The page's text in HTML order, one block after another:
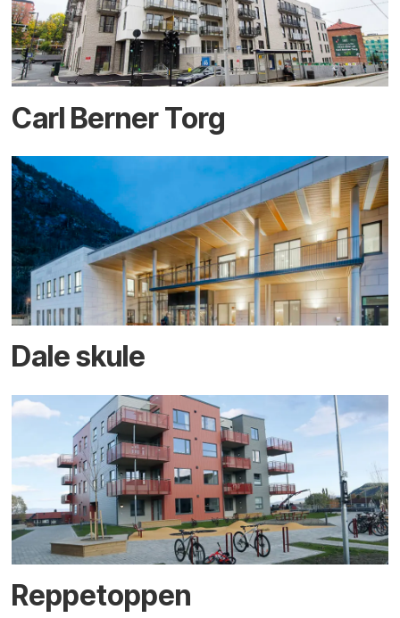
Carl Berner Torg
Dale skule
Reppetoppen